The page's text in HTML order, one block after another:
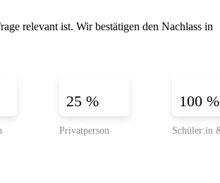
relevant ist. Wir bestätigen den Nachlass in
25 % 100 %